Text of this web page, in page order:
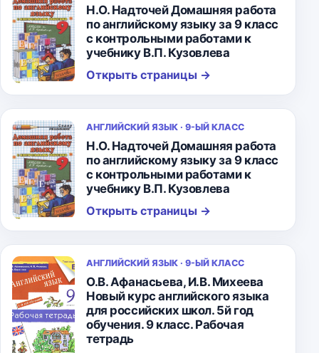
Н.О. Надточей Домашняя работа
по английскому языку за 9 класс
с контрольными работами к
учебнику В.П. Кузовлева
Открыть страницы →
АНГЛИЙСКИЙ ЯЗЫК · 9-ЫЙ КЛАСС
Н.О. Надточей Домашняя работа
по английскому языку за 9 класс
с контрольными работами к
учебнику В.П. Кузовлева
Открыть страницы →
АНГЛИЙСКИЙ ЯЗЫК · 9-ЫЙ КЛАСС
О.В. Афанасьева, И.В. Михеева
Новый курс английского языка
для российских школ. 5й год
обучения. 9 класс. Рабочая
тетрадь